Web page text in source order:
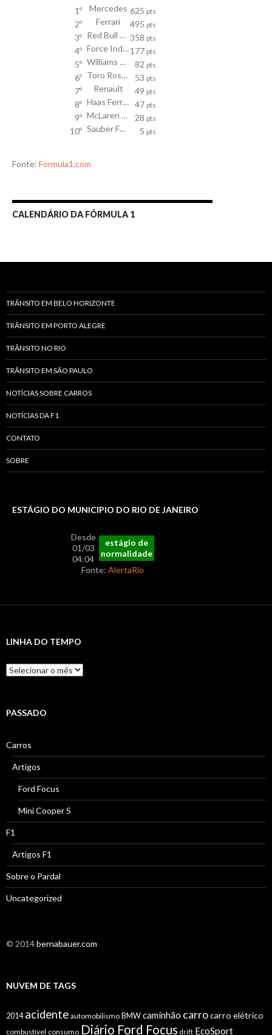
1º Mercedes 625 pts
2º Ferrari 495 pts
3º Red Bull Racing TAG Heuer 358 pts
4º Force India Mercedes177 pts
5º Williams Mercedes 82 pts
6º Toro Rosso 53 pts
7º Renault 49 pts
8º Haas Ferrari 47 pts
9º McLaren Honda 28 pts
10º Sauber Ferrari 5 pts
Fonte: Formula1.com
CALENDÁRIO DA FÓRMULA 1
TRÂNSITO EM BELO HORIZONTE
TRÂNSITO EM PORTO ALEGRE
TRÂNSITO NO RIO
TRÂNSITO EM SÃO PAULO
NOTÍCIAS SOBRE CARROS
NOTÍCIAS DA F1
CONTATO
SOBRE
ESTÁGIO DO MUNICIPIO DO RIO DE JANEIRO
Desde
01/03
04:04
estágio de
normalidade
Fonte: AlertaRio
LINHA DO TEMPO
Linha
do
PASSADO
Carros
Artigos
Ford Focus
Mini Cooper S
F1
Artigos F1
Sobre o Pardal
Uncategorized
© 2014bernabauer.com
NUVEM DE TAGS
2014 acidente automobilismo BMW caminhão carrocarro elétrico
combustível consumo Diário Ford Focus drift EcoSport